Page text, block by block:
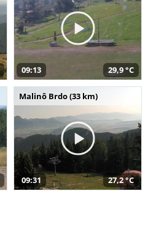
09:13 29,9 °C
Malinô Brdo (33 km)
09:31 27,2 °C